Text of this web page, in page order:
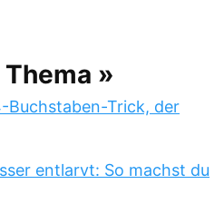
»
Buchstaben-Trick, der
entlarvt: So machst du